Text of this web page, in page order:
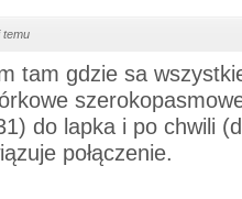
temu
tam gdzie sa
do lapka i po chwili
połączenie.